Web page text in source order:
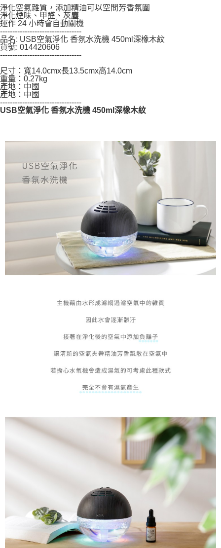
易，需依本服務之必要範圍內提供個人資料，並將交易相關給付款項請求債
權轉讓予恩沛科技股份有限公司。
２．關於個人資料處理事宜，請瀏覽以下網址：
https://aftee.tw/terms/#terms3
３．未成年的使用者請事先徵得法定代理人或監護人之同意方可使用
「AFTEE先享後付」，若未經同意申辦者引起之損失，本公司不負相關責
４．使用「AFTEE先享後付」時，將依據個別帳號之用戶狀況，依本公司即
時審查核予不同之上限額度；若仍有額度不足之情形，本公司將視審查結果
請求用戶進行身份認證。
５．嚴禁一人註冊多個帳號或使用他人資訊註冊。若發現惡意使用之情形，
恩沛科技股份有限公司將有權停止該用戶之使用額度並採取法律行動。
淨化空氣雜質，添加精油可以空間芳香氛圍
淨化煙味、甲醛、灰塵
運作 24 小時會自動關機
---------------------------------
品名: USB空氣淨化 香氛水洗機 450ml深橡木紋
貨號: 014420606
---------------------------------
尺寸：寬14.0cmx長13.5cmx高14.0cm
重量：0.27kg
產地：中國
產地：中國
---------------------------------
USB空氣淨化 香氛水洗機 450ml深橡木紋